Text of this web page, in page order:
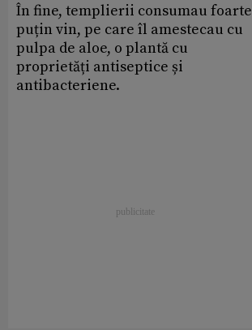
În fine, templierii consumau foarte
puțin vin, pe care îl amestecau cu
pulpa de aloe, o plantă cu
proprietăți antiseptice și
antibacteriene.